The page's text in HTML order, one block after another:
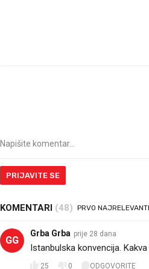
PRIJAVITE SE
KOMENTARI (48) PRVO
GG
Grba Grba prije 28 dana
Istanbulska konvencija. Kakva
25 0 ODGOVORITE